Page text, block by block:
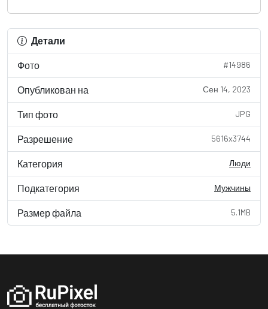
Детали
Фото #14986
Опубликован на Сен 14, 2023
Тип фото JPG
Разрешение 5616x3744
Категория Люди
Подкатегория Мужчины
Размер файла 5.1MB